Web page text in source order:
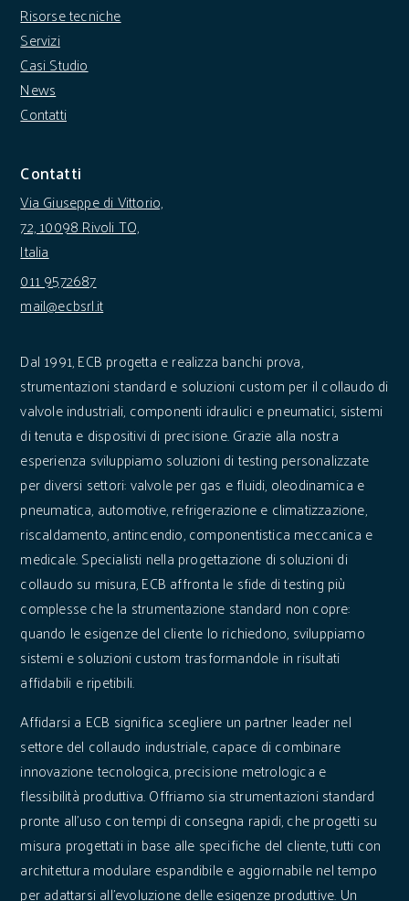
Risorse tecniche
Servizi
Casi Studio
News
Contatti
Contatti
Via Giuseppe di Vittorio,
72, 10098 Rivoli TO,
Italia
011 9572687
mail@ecbsrl.it
Dal 1991, ECB progetta e realizza banchi prova,
strumentazioni standard e soluzioni custom per il collaudo di
valvole industriali, componenti idraulici e pneumatici, sistemi
di tenuta e dispositivi di precisione. Grazie alla nostra
esperienza sviluppiamo soluzioni di testing personalizzate
per diversi settori: valvole per gas e fluidi, oleodinamica e
pneumatica, automotive, refrigerazione e climatizzazione,
riscaldamento, antincendio, componentistica meccanica e
medicale. Specialisti nella progettazione di soluzioni di
collaudo su misura, ECB affronta le sfide di testing più
complesse che la strumentazione standard non copre:
quando le esigenze del cliente lo richiedono, sviluppiamo
sistemi e soluzioni custom trasformandole in risultati
affidabili e ripetibili.
Affidarsi a ECB significa scegliere un partner leader nel
settore del collaudo industriale, capace di combinare
innovazione tecnologica, precisione metrologica e
flessibilità produttiva. Offriamo sia strumentazioni standard
pronte all'uso con tempi di consegna rapidi, che progetti su
misura progettati in base alle specifiche del cliente, tutti con
architettura modulare espandibile e aggiornabile nel tempo
per adattarsi all'evoluzione delle esigenze produttive. Un